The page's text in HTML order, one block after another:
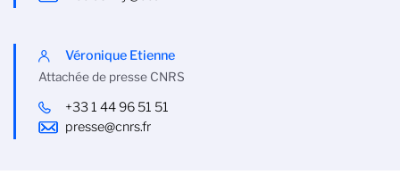
Véronique Etienne
Attachée de presse CNRS
+33 1 44 96 51 51
presse@cnrs.fr